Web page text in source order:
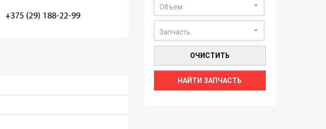
+375 (29) 188-22-99
Объем
Запчасть
ОЧИСТИТЬ
НАЙТИ ЗАПЧАСТЬ